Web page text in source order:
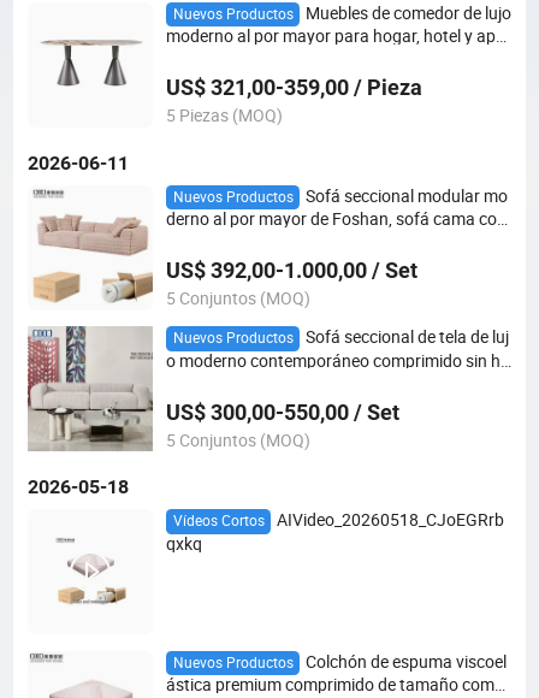
Nuevos Productos
Muebles de comedor de lujo
moderno al por mayor para hogar, hotel y apar
e de diseño italiano
US$ 321,00-359,00 / Pieza
5 Piezas (MOQ)
2026-06-11
Nuevos Productos
Sofá seccional modular mo
derno al por mayor de Foshan, sofá cama com
US$ 392,00-1.000,00 / Set
5 Conjuntos (MOQ)
Nuevos Productos
Sofá seccional de tela de luj
o moderno contemporáneo comprimido sin hu
otel o apartamento en Foshan
US$ 300,00-550,00 / Set
5 Conjuntos (MOQ)
2026-05-18
Vídeos Cortos
AIVideo_20260518_CJoEGRrb
qxkq
Nuevos Productos
Colchón de espuma viscoel
ástica premium comprimido de tamaño compl